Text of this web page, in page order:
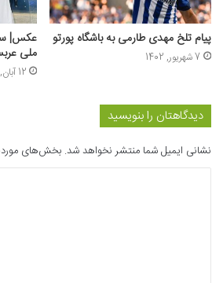
پیام تلخ مهدی طارمی به باشگاه پورتو
7 شهریور, 1402
عکس|
ملی
12 آبان, 1402
دیدگاهتان را بنویسید
نشانی ایمیل شما منتشر نخواهد شد. بخش‌های